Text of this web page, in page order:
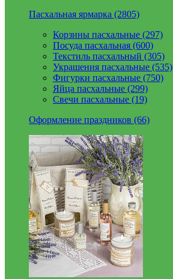
Пасхальная ярмарка (2805)
Корзины пасхальные (297)
Посуда пасхальная (600)
Текстиль пасхальный (305)
Украшения пасхальные (535)
Фигурки пасхальные (750)
Яйца пасхальные (299)
Свечи пасхальные (19)
Оформление праздников (66)